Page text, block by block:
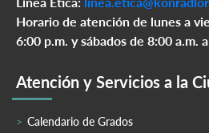
Horario de atención de lunes a
6:00 p.m. y sábados de 8:00 a.m.
Atención y Servicios a la
Calendario de Grados